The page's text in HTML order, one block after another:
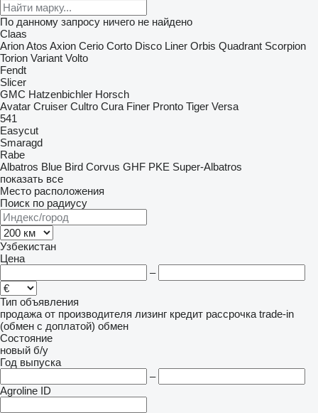
По данному запросу ничего не найдено
Claas
ArionAtos Axion Cerio Corto Disco Liner Orbis Quadrant Scorpion
Torion Variant Volto
Fendt
Slicer
GMC Hatzenbichler Horsch
Avatar Cruiser Cultro Cura Finer Pronto Tiger Versa
541
Easycut
Smaragd
Rabe
Albatros Blue Bird Corvus GHF PKE Super-Albatros
показать все
Место расположения
Поиск по радиусу
Узбекистан
Цена
–
Тип объявления
продажа от производителя лизинг кредит рассрочка trade-in
(обмен с доплатой) обмен
Состояние
новый б/у
Год выпуска
–
Agroline ID